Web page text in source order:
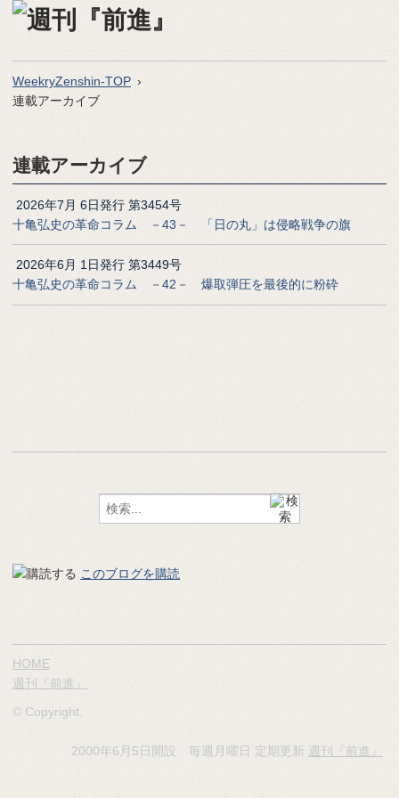
WeekryZenshin-TOP
連載アーカイブ
連載アーカイブ
2026年7月 6日発行 第3454号
十亀弘史の革命コラム －43－ 「日の丸」は侵略戦争の旗
2026年6月 1日発行 第3449号
十亀弘史の革命コラム －42－ 爆取弾圧を最後的に粉砕
このブログを購読
HOME
週刊『前進』
© Copyright.
2000年6月5日開設 毎週月曜日 定期更新 週刊『前進』